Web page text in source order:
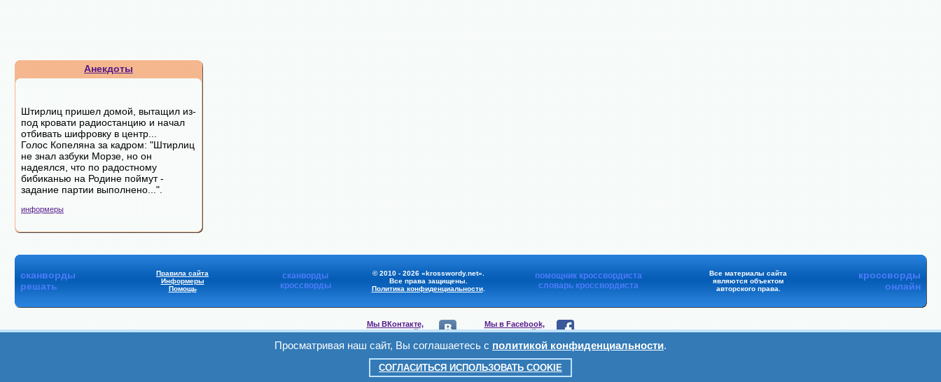
Анекдоты
Штирлиц пришел домой, вытащил из-
под кровати радиостанцию и начал
отбивать шифровку в центр...
Голос Копеляна за кадром: "Штирлиц
не знал азбуки Морзе, но он
надеялся, что по радостному
бибиканью на Родине поймут -
задание партии выполнено...".
информеры
сканворды
решать
Правила сайта
Информеры
Помощь
сканворды
кроссворды
© 2010 - 2026 «krosswordy.net».
Все права защищены.
Политика конфиденциальности.
помощник кроссвордиста
словарь кроссвордиста
Все материалы сайта
являются объектом
авторского права.
кроссворды
онлайн
Мы ВКонтакте,
присоединяйтесь
Мы в Facebook,
присоединяйтесь
Мы в Viber,
присоединяйтесь
Мы в Telegram,
присоединяйтесь
Просматривая наш сайт, Вы соглашаетесь с политикой конфиденциальности.
СОГЛАСИТЬСЯ ИСПОЛЬЗОВАТЬ COOKIE